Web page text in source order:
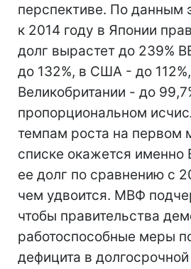
перспективе. По данным
к 2014 году в Японии
долг вырастет до 239%
до 132%, в США - до
Великобритании - до
пропорциональном
темпам роста на первом
списке окажется именно
ее долг по сравнению с
чем удвоится. МВФ
чтобы правительства
работоспособные меры
дефицита в